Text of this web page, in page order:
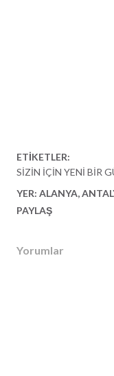
ETIKETLER:
SIZIN İÇIN YENI BIR
YER: ALANYA,
PAYLAŞ
Yorumlar